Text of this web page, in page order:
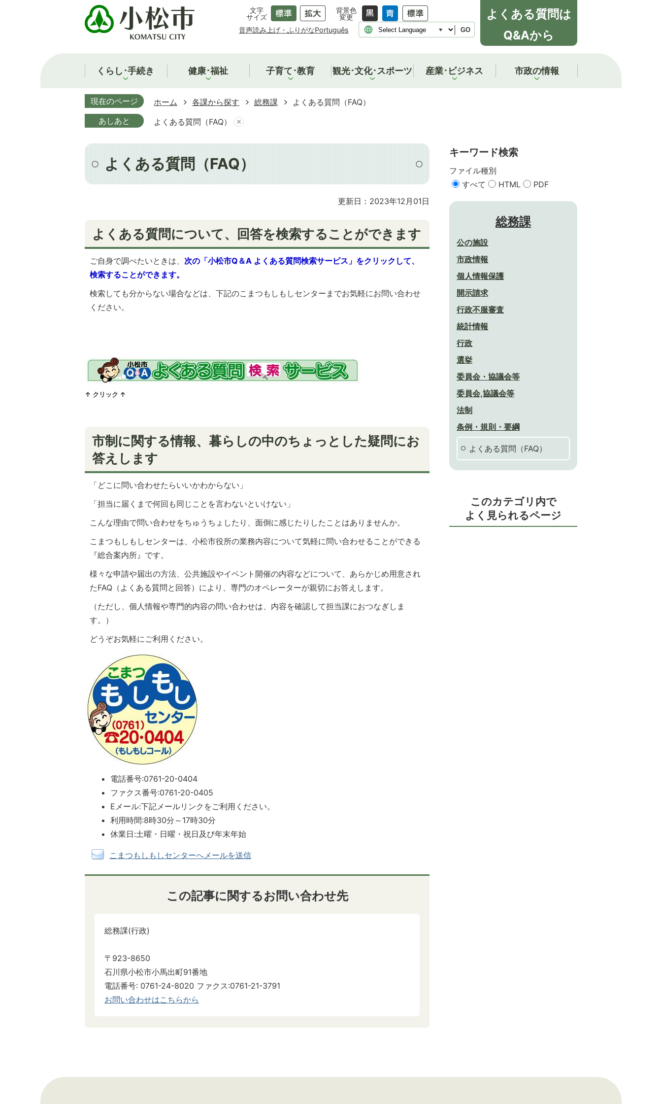
文字
サイズ
背景色
変更
音声読み上げ・ふりがなPortuguês GO
よくある質問は
Q&Aから
くらし･手続き 健康･福祉 子育て･教育 観光･文化･スポーツ 産業･ビジネス 市政の情報
現在のページ ホーム 各課から探す 総務課
よくある質問（FAQ）
あしあと
よくある質問（FAQ）
よくある質問（FAQ）
更新日：2023年12月01日
よくある質問について、回答を検索することができます
ご自身で調べたいときは、 次の「小松市Q＆A よくある質問検索サービス」をクリックして、
検索することができます。
検索しても分からない場合などは、下記のこまつもしもしセンターまでお気軽にお問い合わせ
ください。
↑ クリック ↑
市制に関する情報、暮らしの中のちょっとした疑問にお
答えします
「どこに問い合わせたらいいかわからない」
「担当に届くまで何回も同じことを言わないといけない」
こんな理由で問い合わせをちゅうちょしたり、面倒に感じたりしたことはありませんか。
こまつもしもしセンターは、小松市役所の業務内容について気軽に問い合わせることができる
『総合案内所』です。
様々な申請や届出の方法、公共施設やイベント開催の内容などについて、あらかじめ用意され
たFAQ（よくある質問と回答）により、専門のオペレーターが親切にお答えします。
（ただし、個人情報や専門的内容の問い合わせは、内容を確認して担当課におつなぎしま
す。）
どうぞお気軽にご利用ください。
電話番号:0761-20-0404
ファクス番号:0761-20-0405
Eメール:下記メールリンクをご利用ください。
利用時間:8時30分～17時30分
休業日:土曜・日曜・祝日及び年末年始
こまつもしもしセンターへメールを送信
この記事に関するお問い合わせ先
総務課(行政)
〒923-8650
石川県小松市小馬出町91番地
電話番号: 0761-24-8020 ファクス:0761-21-3791
お問い合わせはこちらから
キーワード検索
ファイル種別
すべて
HTML PDF
総務課
公の施設
市政情報
個人情報保護
開示請求
行政不服審査
統計情報
行政
選挙
委員会・協議会等
委員会,協議会等
法制
条例・規則・要綱
よくある質問（FAQ）
このカテゴリ内で
よく見られるページ